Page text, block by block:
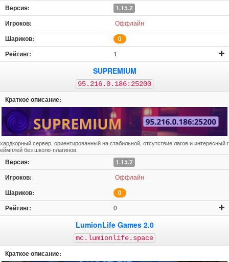
1.15.2
Оффлайн
0
1
SUPREMIUM
95.216.0.186:25200
хардкорный сервер, ориентированный на стабильной, отсутствие лагов и интересный г
еймплей без школо-плагинов.
1.15.2
Оффлайн
0
0
LumionLife Games 2.0
mc.lumionlife.space